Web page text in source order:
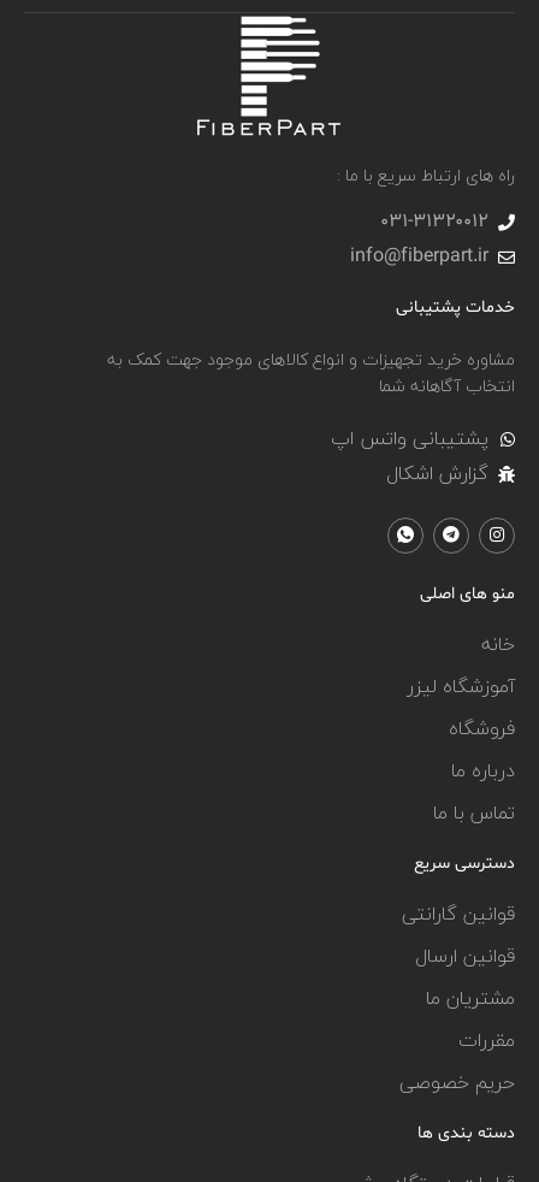
راه های ارتباط سریع با ما :
031-۳۱۳۲۰۰۱۲
info@fiberpart.ir
خدمات پشتیبانی
مشاوره خرید تجهیزات و انواع کالاهای موجود جهت کمک به
انتخاب آگاهانه شما
پشتیبانی واتس اپ
گزارش اشکال
منو های اصلی
خانه
آموزشگاه لیزر
فروشگاه
درباره ما
تماس با ما
دسترسی سریع
قوانین گارانتی
قوانین ارسال
مشتریان ما
مقررات
حریم خصوصی
دسته بندی ها